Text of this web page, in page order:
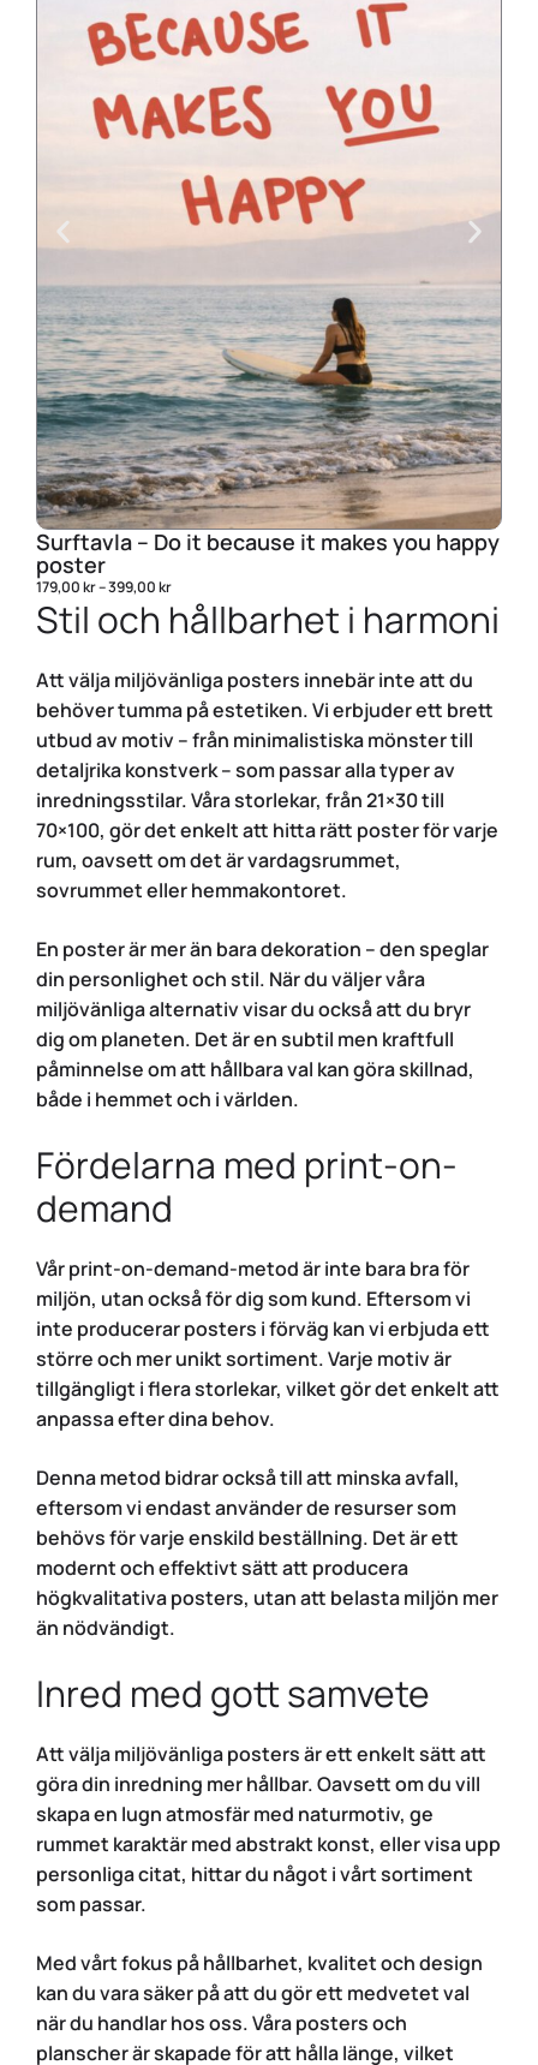
Surftavla – Do it because it makes you happy
poster
179,00kr–399,00kr
Stil och hållbarhet i harmoni
Att välja miljövänliga posters innebär inte att du
behöver tumma på estetiken. Vi erbjuder ett brett
utbud av motiv – från minimalistiska mönster till
detaljrika konstverk – som passar alla typer av
inredningsstilar. Våra storlekar, från 21×30 till
70×100, gör det enkelt att hitta rätt poster för varje
rum, oavsett om det är vardagsrummet,
sovrummet eller hemmakontoret.
En poster är mer än bara dekoration – den speglar
din personlighet och stil. När du väljer våra
miljövänliga alternativ visar du också att du bryr
dig om planeten. Det är en subtil men kraftfull
påminnelse om att hållbara val kan göra skillnad,
både i hemmet och i världen.
Fördelarna med print-on-
demand
Vår print-on-demand-metod är inte bara bra för
miljön, utan också för dig som kund. Eftersom vi
inte producerar posters i förväg kan vi erbjuda ett
större och mer unikt sortiment. Varje motiv är
tillgängligt i flera storlekar, vilket gör det enkelt att
anpassa efter dina behov.
Denna metod bidrar också till att minska avfall,
eftersom vi endast använder de resurser som
behövs för varje enskild beställning. Det är ett
modernt och effektivt sätt att producera
högkvalitativa posters, utan att belasta miljön mer
än nödvändigt.
Inred med gott samvete
Att välja miljövänliga posters är ett enkelt sätt att
göra din inredning mer hållbar. Oavsett om du vill
skapa en lugn atmosfär med naturmotiv, ge
rummet karaktär med abstrakt konst, eller visa upp
personliga citat, hittar du något i vårt sortiment
som passar.
Med vårt fokus på hållbarhet, kvalitet och design
kan du vara säker på att du gör ett medvetet val
när du handlar hos oss. Våra posters och
planscher är skapade för att hålla länge, vilket